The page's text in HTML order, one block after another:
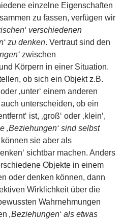
einzelne Eigenschaften
zu fassen, verfügen wir
verschiedenen
zu denken. Vertraut sind den
zwischen
Körpern in einer Situation.
ob sich ein Objekt z.B.
oder ‚unter‘ einem anderen
unterscheiden, ob ein
ist, ‚groß‘ oder ‚klein‘,
‚Beziehungen‘ sind selbst
können sie aber als
sichtbar machen. Anders
Objekte in einem
oder denken können, dann
Wirklichkeit über die
Wahrnehmungen
‚Beziehungen‘ als etwas